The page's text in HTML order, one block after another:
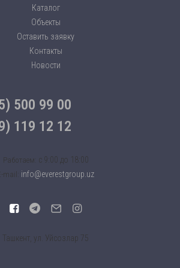
Каталог
Объекты
Оставить заявку
Контакты
Новости
500 99 00
119 12 12
Работаем: c 9:00 до 18:00
mail: info@everestgroup.uz
Ташкент, ул. Уйсозлар 75